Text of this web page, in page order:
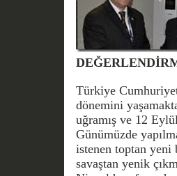
Türkiye
dönemini
uğramış ve 12
Günümüzde
istenen toptan yeni
savaştan yenik